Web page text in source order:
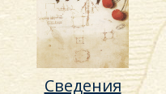
Сведения